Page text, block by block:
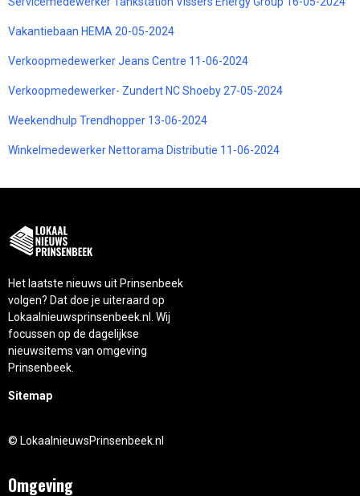
Vakantiebaan HEMA 20-05-2024
Verkoopmedewerker Jeans Centre 11-06-2024
Verkoopmedewerker- Zundert NC Shoeby 27-05-2024
Weekendhulp Trendhopper 13-06-2024
Winkelmedewerker Nettorama Distributie 11-06-2024
Het laatste nieuws uit Prinsenbeek
volgen? Dat doe je uiteraard op
Lokaalnieuwsprinsenbeek.nl. Wij
focussen op de dagelijkse
nieuwsitems van omgeving
Prinsenbeek.
Sitemap
© LokaalnieuwsPrinsenbeek.nl
Omgeving